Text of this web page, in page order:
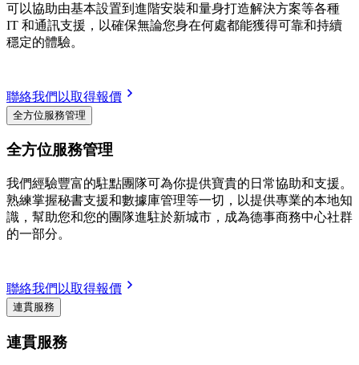
可以協助由基本設置到進階安裝和量身打造解決方案等各種
IT 和通訊支援，以確保無論您身在何處都能獲得可靠和持續
穩定的體驗。
聯絡我們以取得報價
全方位服務管理
全方位服務管理
我們經驗豐富的駐點團隊可為你提供寶貴的日常協助和支援。
熟練掌握秘書支援和數據庫管理等一切，以提供專業的本地知
識，幫助您和您的團隊進駐於新城市，成為德事商務中心社群
的一部分。
聯絡我們以取得報價
連貫服務
連貫服務